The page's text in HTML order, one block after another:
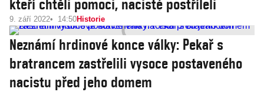
kteří chtěli pomoci, nacisté postříleli
9. září 2022 14:50Historie
Neznámí hrdinové konce války: Pekař s
bratrancem zastřelili vysoce postaveného
nacistu před jeho domem